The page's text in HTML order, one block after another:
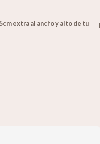
extra al ancho y alto de tu |